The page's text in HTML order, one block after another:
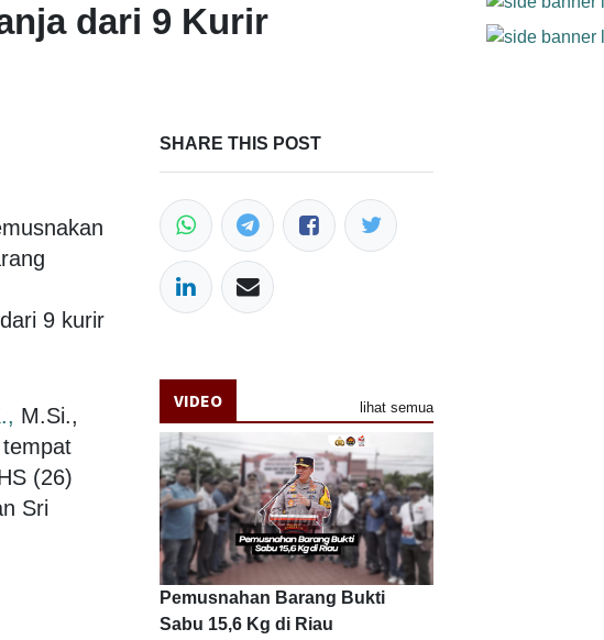
dari 9 Kurir
9 kurir
M.Si.,
(26)
Sri
SHARE THIS POST
VIDEO lihat semua
Pemusnahan Barang Bukti
Sabu 15,6 Kg di Riau